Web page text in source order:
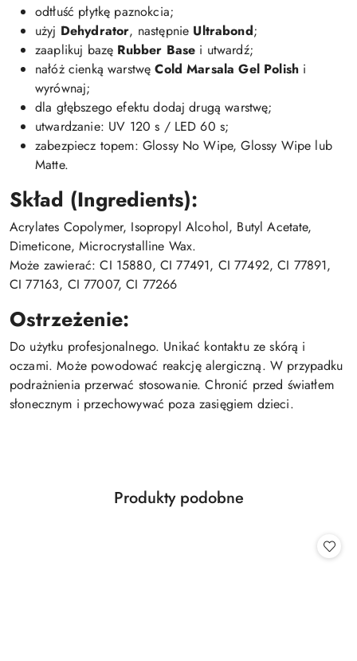
odtłuść płytkę paznokcia;
użyj Dehydrator, następnie Ultrabond;
zaaplikuj bazę Rubber Base i utwardź;
nałóż cienką warstwęCold Marsala Gel Polish i
wyrównaj;
dla głębszego efektu dodaj drugą warstwę;
utwardzanie: UV 120 s / LED 60 s;
zabezpiecz topem: Glossy No Wipe, Glossy Wipe lub
Matte.
Skład (Ingredients):
Acrylates Copolymer, Isopropyl Alcohol, Butyl Acetate,
Dimeticone, Microcrystalline Wax.
Może zawierać: CI 15880, CI 77491, CI 77492, CI 77891,
CI 77163, CI 77007, CI 77266
Ostrzeżenie:
Do użytku profesjonalnego. Unikać kontaktu ze skórą i
oczami. Może powodować reakcję alergiczną. W przypadku
podrażnienia przerwać stosowanie. Chronić przed światłem
słonecznym i przechowywać poza zasięgiem dzieci.
Pomiń karuzelę produktów
Produkty
Produkty podobne